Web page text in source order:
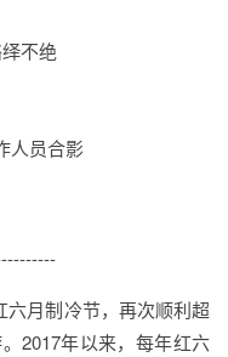
不绝
人员合影
月制冷节，再次顺利超
2017年以来，每年红六